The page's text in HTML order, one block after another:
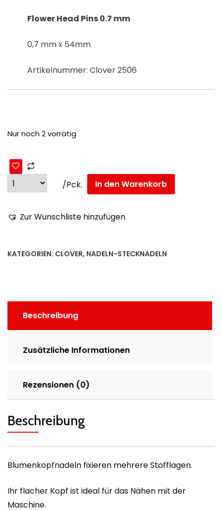
Flower Head Pins 0.7 mm
0,7 mm x 54mm
Artikelnummer: Clover 2506
Nur noch 2 vorrätig
/Pck. In den Warenkorb
Zur Wunschliste hinzufügen
KATEGORIEN: CLOVER, NADELN-STECKNADELN
Beschreibung
Zusätzliche Informationen
Rezensionen (0)
Beschreibung
Blumenkopfnadeln fixieren mehrere Stofflagen.
Ihr flacher Kopf ist ideal für das Nähen mit der
Maschine.